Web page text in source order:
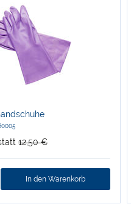
12,50 €
In den Warenkorb